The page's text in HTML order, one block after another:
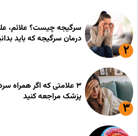
سرگیجه چیست؟
درمان سرگیجه که باید
۳ علامتی که اگر همراه
پزشک مراجعه کنید